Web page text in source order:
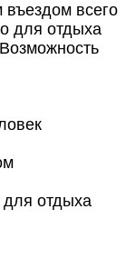
всего
для отдыха
для отдыха